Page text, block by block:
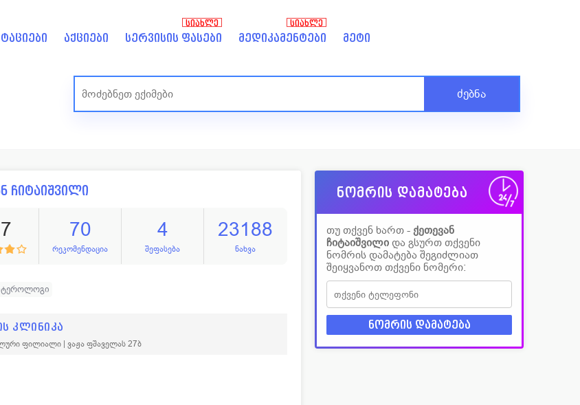
აქციები სერვისის ფასები
ᲡᲘᲐᲮᲚᲔ
მედიკამენტები
ᲡᲘᲐᲮᲚᲔ
მეტი
ძებნა
ჩიტაიშვილი
70
რეკომენდაცია
4
შეფასება
23188
ნახვა
კლინიკა
ფილიალი | ვაჟა ფშაველას 27ბ
ნომრის დამატება
თუ თქვენ ხართ - ქეთევან
ჩიტაიშვილი და გსურთ თქვენი
ნომრის დამატება შეგიძლიათ
შეიყვანოთ თქვენი ნომერი: